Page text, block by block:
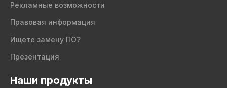
Рекламные возможности
Правовая информация
Ищете замену ПО?
Презентация
Наши продукты